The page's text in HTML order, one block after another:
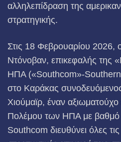
αλληλεπίδραση της
στρατηγικής.
Στις 18 Φεβρουαρίου 2026,
Ντόνοβαν, επικεφαλής της
ΗΠΑ («Southcom»-
στο Καράκας
Χιούμαϊρ, έναν
Πολέμου των ΗΠΑ με
Southcom διευθύνει όλες τις